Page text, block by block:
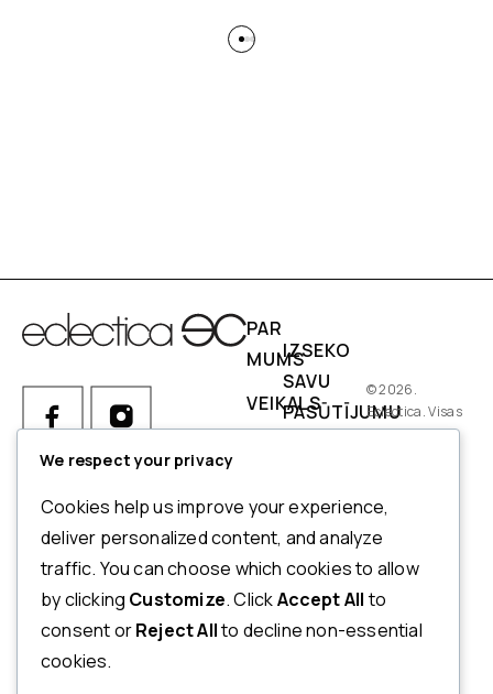
Ja Jums ir kādi jautājumi par
pasūtījumu, produktiem vai
mūsu pakalpojumiem,
lūdzu, sazinieties ar mūsu
klientu apkalpošanas
dienestu.
PAR
MUMS
VEIKALS
IZSEKO
SAVU
PASŪTĪJUMU
NORĒĶINI
ATMAKSAS
UN
ATGRIEŠANAS
© 2026.
Eclectica. Visas
tiesības
We respect your privacy
Cookies help us improve your experience,
deliver personalized content, and analyze
traffic. You can choose which cookies to allow
by clicking Customize. ClickAccept Allto
consent orReject Allto decline non-essential
cookies.